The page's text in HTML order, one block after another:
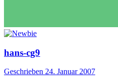
hans-cg9
Geschrieben 24. Januar 2007